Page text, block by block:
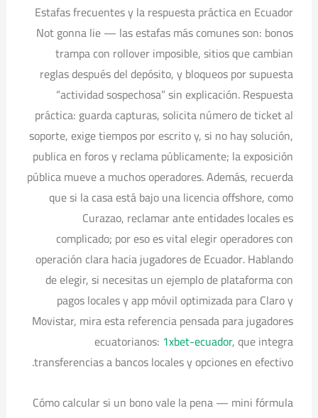
Estafas frecuentes y la respuesta práctica en Ecuador
Not gonna lie — las estafas más comunes son: bonos
trampa con rollover imposible, sitios que cambian
reglas después del depósito, y bloqueos por supuesta
“actividad sospechosa” sin explicación. Respuesta
práctica: guarda capturas, solicita número de ticket al
soporte, exige tiempos por escrito y, si no hay solución,
publica en foros y reclama públicamente; la exposición
pública mueve a muchos operadores. Además, recuerda
que si la casa está bajo una licencia offshore, como
Curazao, reclamar ante entidades locales es
complicado; por eso es vital elegir operadores con
operación clara hacia jugadores de Ecuador. Hablando
de elegir, si necesitas un ejemplo de plataforma con
pagos locales y app móvil optimizada para Claro y
Movistar, mira esta referencia pensada para jugadores
ecuatorianos: 1xbet-ecuador, que integra
transferencias a bancos locales y opciones en efectivo.
Cómo calcular si un bono vale la pena — mini fórmula